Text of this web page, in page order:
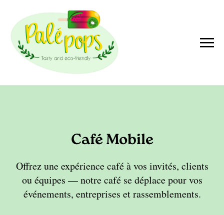
Café Mobile
Offrez une expérience café à vos invités, clients
ou équipes — notre café se déplace pour vos
événements, entreprises et rassemblements.